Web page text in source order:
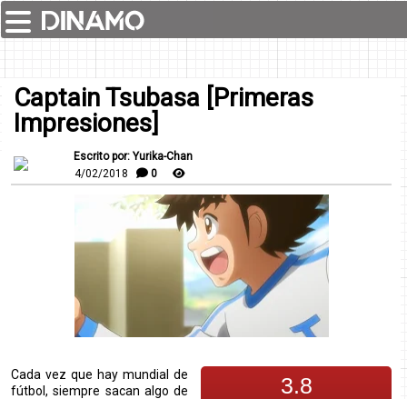
Captain Tsubasa [Primeras
Impresiones]
Escrito por: Yurika-Chan
4/02/2018
0
3.8
Cada vez que hay mundial de
fútbol, siempre sacan algo de